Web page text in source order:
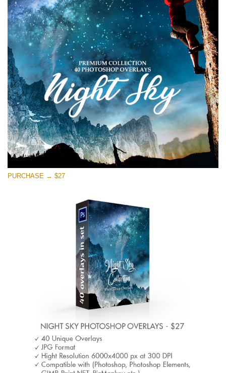
Large 6000*4000px
Entire Collection
(1783 Overlays)
Large 6000*4000px
Tải xuống miễn phí
PURCHASE → $27